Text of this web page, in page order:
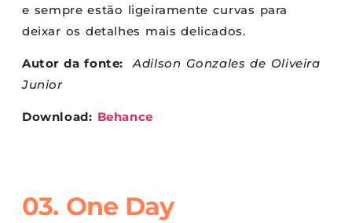
e sempre estão ligeiramente curvas para
deixar os detalhes mais delicados.
Autor da fonte:
Adilson Gonzales de Oliveira
Junior
Download: Behance
03. One Day